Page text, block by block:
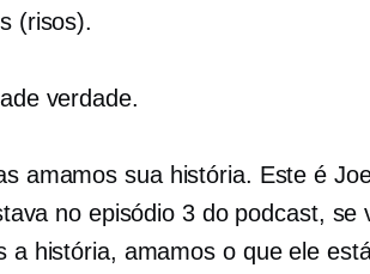
(risos).
verdade.
amamos sua história. Este é
no episódio 3 do podcast, se
a história, amamos o que ele